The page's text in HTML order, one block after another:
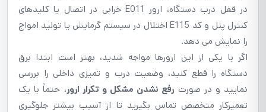
در قفل درب دستگاه، ارور E011 خرابی در اتصال یا کلیدهای
کنترل پنل و کد E115 اختلال در سیستم گرمایش یا تولید امواج
را نمایش می دهد.
اگر با یکی از این ارورها مواجه شدید، بهتر است ابتدا برق
دستگاه را قطع کنید، وضعیت درب و تمیزی داخلی را بررسی
نمایید و در صورت رفع نشدن مشکل و تکرار ارور، حتماً با یک
تعمیرکار متخصص تماس بگیرید تا از آسیب بیشتر جلوگیری